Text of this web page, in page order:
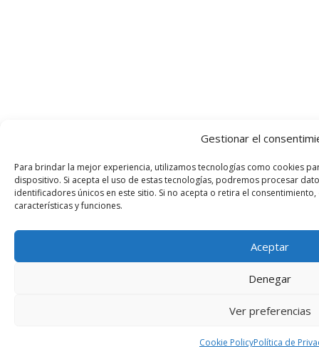
Gestionar el
Para brindar la mejor experiencia, utilizamos tecnologías como cookies
dispositivo. Si acepta el uso de estas tecnologías, podremos procesar
identificadores únicos en este sitio. Si no acepta o retira el
características y funciones.
Aceptar
Denegar
Ver preferencias
Cookie PolicyPolítica de